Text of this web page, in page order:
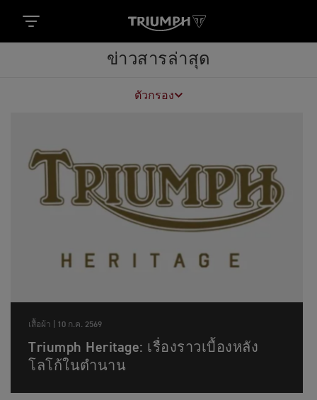
ข่าวสารล่าสุด
ตัวกรอง
เสื้อผ้า | 10 ก.ค. 2569
Triumph Heritage: เรื่องราวเบื้องหลัง
โลโก้ในตำนาน